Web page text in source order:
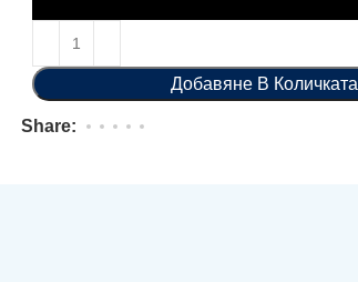
Добавяне В Количката
Share: